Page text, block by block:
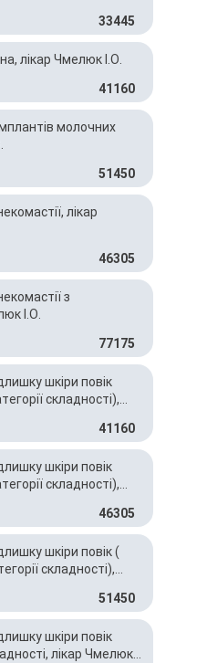
33445
лікар Чмелюк І.О.
41160
молочних
51450
лікар
46305
з
І.О.
77175
шкіри повік
складності),
41160
шкіри повік
складності),
46305
шкіри повік (
складності),
51450
шкіри повік
лікар Чмелюк